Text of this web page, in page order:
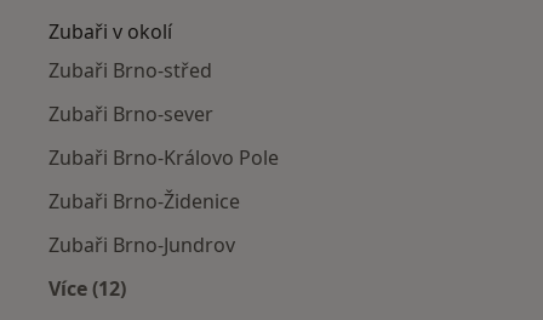
Zubaři v okolí
Zubaři Brno-střed
Zubaři Brno-sever
Zubaři Brno-Královo Pole
Zubaři Brno-Židenice
Zubaři Brno-Jundrov
Více (12)